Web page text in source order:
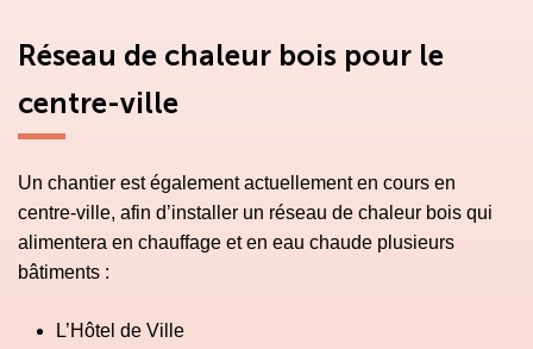
Réseau de chaleur bois pour le
centre-ville
Un chantier est également actuellement en cours en
centre-ville, afin d’installer un réseau de chaleur bois qui
alimentera en chauffage et en eau chaude plusieurs
bâtiments :
L’Hôtel de Ville